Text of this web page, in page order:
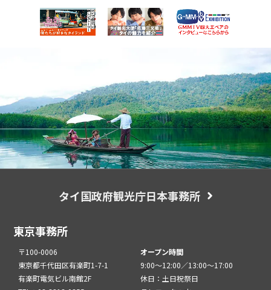
タイ国政府観光庁日本事務所
東京事務所
〒100-0006
東京都千代田区有楽町1-7-1
有楽町電気ビル南館2F
オープン時間
9:00～12:00／13:00～17:00
休日：土日祝祭日